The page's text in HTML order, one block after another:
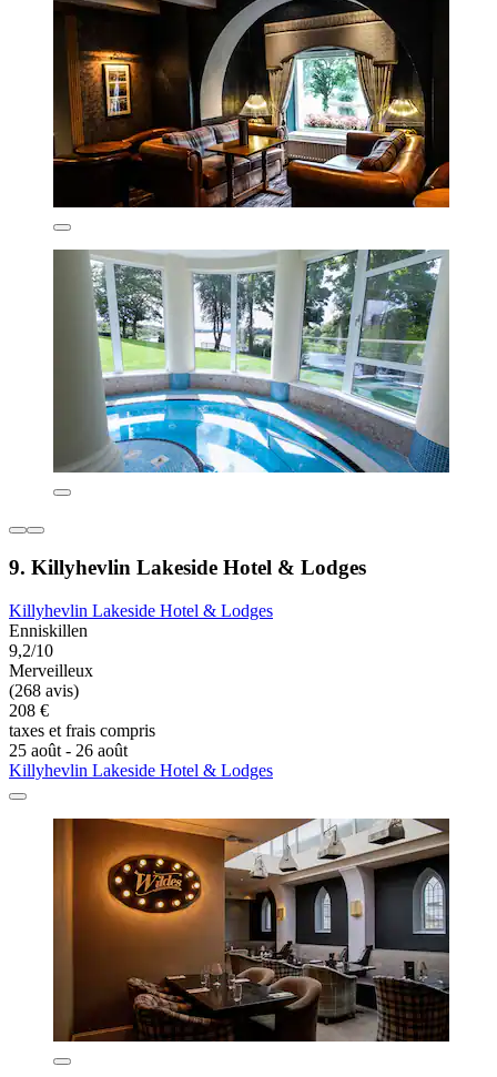
9. Killyhevlin Lakeside Hotel & Lodges
Killyhevlin Lakeside Hotel & Lodges
Enniskillen
9,2/10
Merveilleux
(268 avis)
208 €
taxes et frais compris
25 août - 26 août
Killyhevlin Lakeside Hotel & Lodges